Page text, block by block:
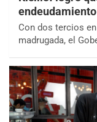
endeudamiento
Con dos tercios
madrugada, el